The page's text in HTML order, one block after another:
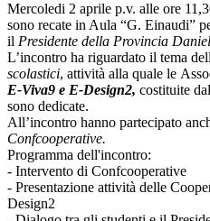
Mercoledi 2 aprile p.v. alle ore
sono recate in Aula “G. Einaudi”
il Presidente della Provincia
L’incontro ha riguardato il tema
scolastici, attività alla quale le
E-Viva9 e E-Design2, costituite
sono dedicate.
All’incontro hanno partecipato
Confcooperative.
Programma dell'incontro:
- Intervento di Confcooperative
- Presentazione attività delle
Design2